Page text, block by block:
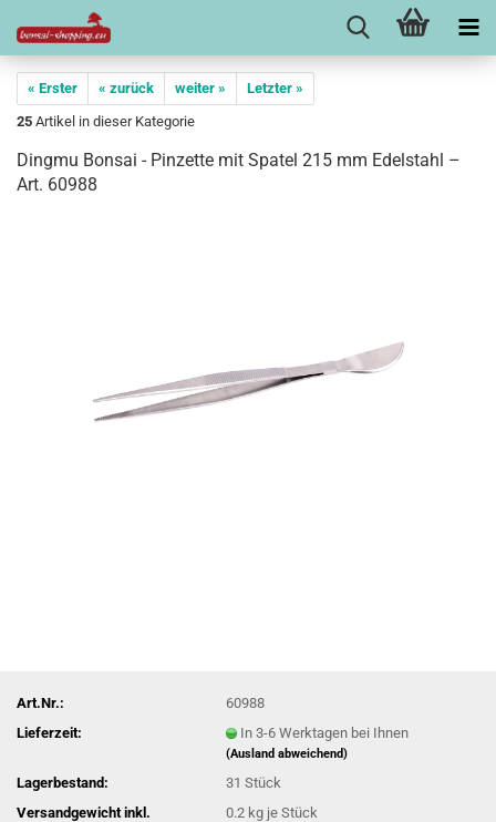
« Erster « zurück weiter »
Letzter »
25 Artikel in dieser Kategorie
Dingmu Bonsai - Pinzette mit Spatel 215 mm Edelstahl –
Art. 60988
Art.Nr.:
60988
Lieferzeit:
In 3-6 Werktagen bei Ihnen
(Ausland abweichend)
Lagerbestand: 31Stück
Versandgewicht inkl.
0.2 kg je Stück